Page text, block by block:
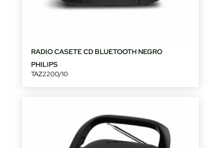
RADIO CASETE CD BLUETOOTH NEGRO
PHILIPS
TAZ2200/10